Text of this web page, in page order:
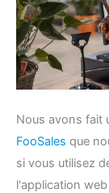
Nous avons fait
FooSales que
si vous utilisez
l'application